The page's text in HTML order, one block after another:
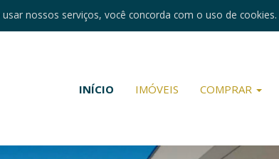
nossos serviços, você concorda com o uso de cookies.
INÍCIO IMÓVEIS COMPRAR